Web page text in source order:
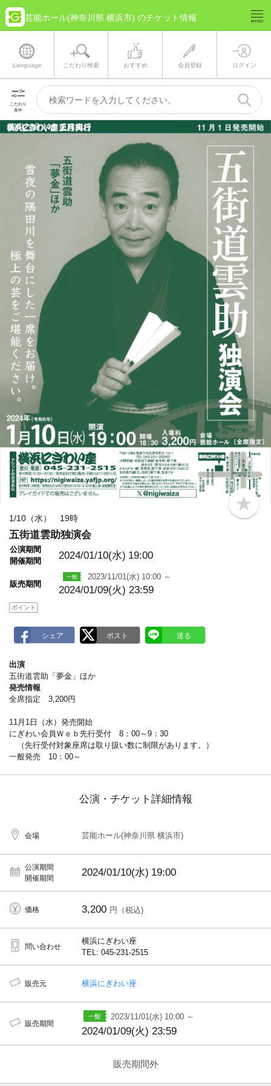
芸能ホール(神奈川県 横浜市) のチケット情報
Language こだわり検索 おすすめ 会員登録 ログイン
こだわり
条件
b
o
1/10（水） 19時
五街道雲助独演会
公演期間
開催期間
2024/01/10(水) 19:00
販売期間
2023/11/01(水) 10:00 ～
2024/01/09(火) 23:59
ポイント
出演
五街道雲助「夢金」ほか
発売情報
全席指定 3,200円
11月1日（水）発売開始
にぎわい会員Ｗｅｂ先行受付 8：00～9：30
（先行受付対象座席は取り扱い数に制限があります。）
一般発売 10：00～
公演・チケット詳細情報
会場 芸能ホール(神奈川県 横浜市)
公演期間
開催期間
2024/01/10(水) 19:00
価格 3,200 円（税込)
問い合わせ
横浜にぎわい座
TEL: 045-231-2515
販売元 横浜にぎわい座
販売期間
2023/11/01(水) 10:00 ～
2024/01/09(火) 23:59
販売期間外